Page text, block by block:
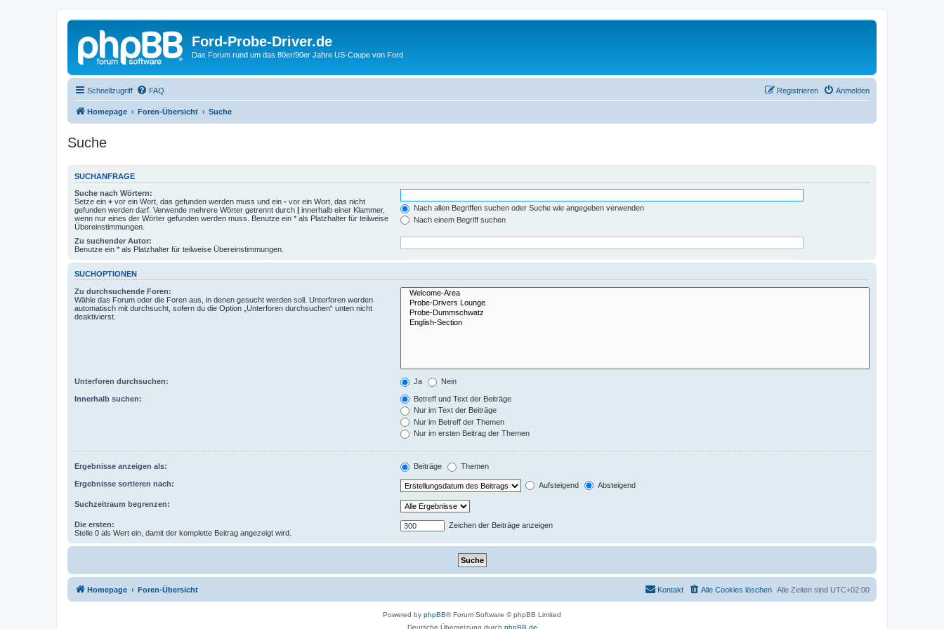
Ford-Probe-Driver.de
Das Forum rund um das 80er/90er Jahre US-Coupe von Ford
Schnellzugriff FAQ Anmelden
Registrieren
Homepage Foren-Übersicht Suche
Suche
SUCHANFRAGE
Suche nach Wörtern:
Setze ein + vor ein Wort, das gefunden werden muss und ein - vor ein Wort, das nicht
gefunden werden darf. Verwende mehrere Wörter getrennt durch | innerhalb einer Klammer,
wenn nur eines der Wörter gefunden werden muss. Benutze ein * als Platzhalter für teilweise
Übereinstimmungen.
Nach allen Begriffen suchen oder Suche wie angegeben verwenden
Nach einem Begriff suchen
Zu suchender Autor:
Benutze ein * als Platzhalter für teilweise Übereinstimmungen.
SUCHOPTIONEN
Zu durchsuchende Foren:
Wähle das Forum oder die Foren aus, in denen gesucht werden soll. Unterforen werden
automatisch mit durchsucht, sofern du die Option „Unterforen durchsuchen“ unten nicht
deaktivierst.
Unterforen durchsuchen: Ja Nein
Innerhalb suchen:
Betreff und Text der Beiträge
Nur im Text der Beiträge
Nur im Betreff der Themen
Nur im ersten Beitrag der Themen
Ergebnisse anzeigen als: Beiträge Themen
Ergebnisse sortieren nach: Aufsteigend Absteigend
Suchzeitraum begrenzen:
Die ersten:
Stelle 0 als Wert ein, damit der komplette Beitrag angezeigt wird.
Zeichen der Beiträge anzeigen
Homepage Foren-Übersicht Alle Zeiten sind UTC+02:00
Alle Cookies löschen
Kontakt
Powered by phpBB® Forum Software © phpBB Limited
Deutsche Übersetzung durch phpBB.de